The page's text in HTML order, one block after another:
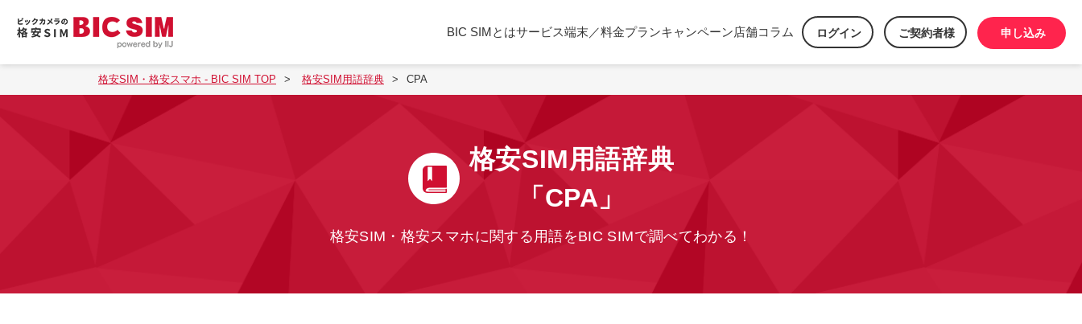
BIC SIMとはサービス端末／料金プランキャンペーン店舗コラム ログイン ご契約者様 申し込み
格安SIM・格安スマホ - BIC SIM TOP 格安SIM用語辞典 CPA
格安SIM用語辞典
「CPA」
格安SIM・格安スマホに関する用語をBIC SIMで調べてわかる！